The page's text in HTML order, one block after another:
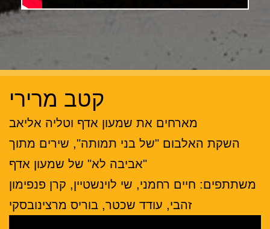
קטב מרירי
מארחים את שמעון אדף וטליה אליאב
השקת האלבום "של בני תמותה", שירים מתוך
"אביבה לא" של שמעון אדף
משתתפים: חיים רחמני, שי לוינשטיין, קרן פנפימון
זהבי, עודד שכטר, בוריס מרצינובסקי